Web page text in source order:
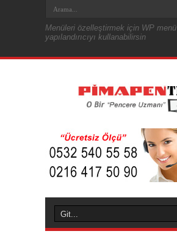
Menüleri özelleştirmek için WP menü
yapılandırıcıyı kullanabilirsin